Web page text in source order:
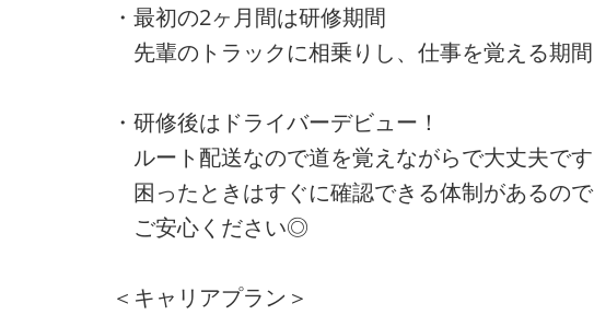
・最初の2ヶ月間は研修期間
先輩のトラックに相乗りし、仕事を覚える期間
・研修後はドライバーデビュー！
ルート配送なので道を覚えながらで大丈夫です
困ったときはすぐに確認できる体制があるので
ご安心ください◎
＜キャリアプラン＞